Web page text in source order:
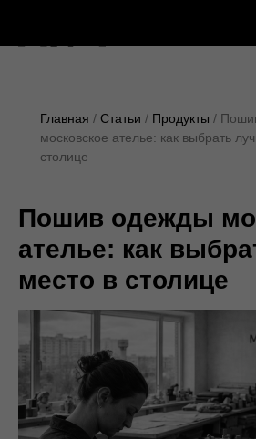
Главная Статьи Продукты
московское ателье: как выбрать
столице
Пошив одежды
ателье: как
место в столице